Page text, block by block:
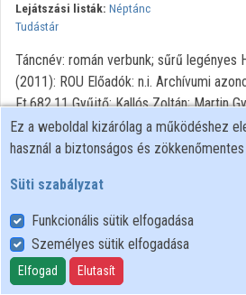
Lejátszási listák: Néptánc
Tudástár
Táncnév: román verbunk; sűrű legényes
(2011): ROU Előadók: n.i. Archívumi
Ft.682.11 Gyűjtő: Kallós Zoltán; Martin
Petruţiu; Adrian Vicol A gyűjtés
Felhasználói szabályzat
Adatkezelési tájékoztató
Süti szabályzat
Ez a weboldal kizárólag a működéshez
használ a biztonságos és
Süti szabályzat
Funkcionális sütik elfogadása
Személyes sütik elfogadása
Elfogad Elutasít